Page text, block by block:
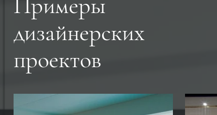
дизайнерских
проектов